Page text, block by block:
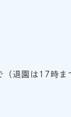
（退園は17時ま